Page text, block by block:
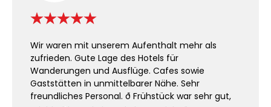
Wir waren mit unserem Aufenthalt mehr als
zufrieden. Gute Lage des Hotels für
Wanderungen und Ausflüge. Cafes sowie
Gaststätten in unmittelbarer Nähe. Sehr
freundliches Personal. ð Frühstück war sehr gut,